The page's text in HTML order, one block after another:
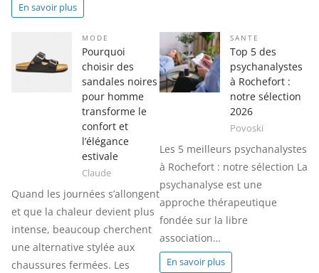
En savoir plus
MODE
Pourquoi
choisir des
sandales noires
pour homme
transforme le
confort et
l’élégance
estivale
Claude
Quand les journées s’allongent
et que la chaleur devient plus
intense, beaucoup cherchent
une alternative stylée aux
chaussures fermées. Les
SANTE
Top 5 des
psychanalystes
à Rochefort :
notre sélection
2026
Povoski
Les 5 meilleurs psychanalystes
à Rochefort : notre sélection La
psychanalyse est une
approche thérapeutique
fondée sur la libre
association…
En savoir plus